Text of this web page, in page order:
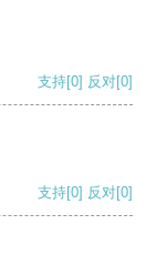
支持[0] 反对[0]
支持[0] 反对[0]